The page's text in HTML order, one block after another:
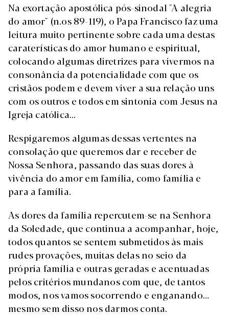
Na exortação apostólica pós-sinodal "A alegria
do amor" (n.os 89-119), o Papa Francisco faz uma
leitura muito pertinente sobre cada uma destas
caraterísticas do amor humano e espiritual,
colocando algumas diretrizes para vivermos na
consonância da potencialidade com que os
cristãos podem e devem viver a sua relação uns
com os outros e todos em sintonia com Jesus na
Igreja católica…
Respigaremos algumas dessas vertentes na
consolação que queremos dar e receber de
Nossa Senhora, passando das suas dores à
vivência do amor em família, como família e
para a família.
As dores da família repercutem-se na Senhora
da Soledade, que continua a acompanhar, hoje,
todos quantos se sentem submetidos às mais
rudes provações, muitas delas no seio da
própria família e outras geradas e acentuadas
pelos critérios mundanos com que, de tantos
modos, nos vamos socorrendo e enganando…
mesmo sem disso nos darmos conta.